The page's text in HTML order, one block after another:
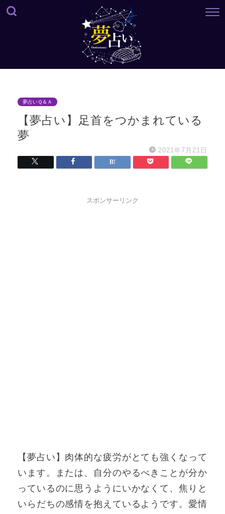
夢占いＱ＆Ａ
【夢占い】足首をつかまれている
夢
2021年7月21日
スポンサーリンク
【夢占い】肉体的な疲労がとても強くなって
います。または、自分のやるべきことが分か
っているのに思うようにいかなくて、焦りと
いらだちの感情を抱えているようです。愛情